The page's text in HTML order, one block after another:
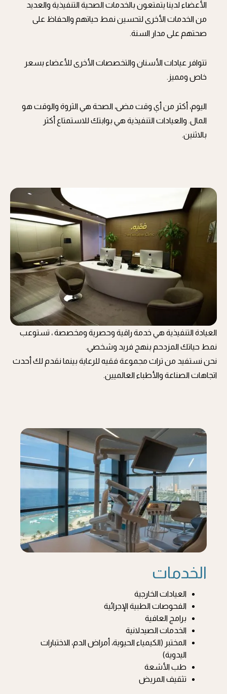
الأعضاء لدينا يتمتعون بالخدمات الصحية التنفيذية والعديد
من الخدمات الأخرى لتحسين نمط حياتهم والحفاظ على
صحتهم على مدار السنة.
تتوافر عيادات الأسنان والتخصصات الأخرى للأعضاء بسعر
خاص ومميز.
اليوم، أكثر من أي وقت مضى، الصحة هي الثروة والوقت هو
المال. والعيادات التنفيذية هي بوابتك للاستمتاع أكثر
بالاثنين.
العيادة التنفيذية هي خدمة راقية وحصرية ومخصصة ، تستوعب
نمط حياتك المزدحم بنهج فريد وشخصي.
نحن نستفيد من تراث مجموعة فقيه للرعاية بينما نقدم لك أحدث
اتجاهات الصناعة والأطباء العالميين.
الخدمات
العيادات الخارجية
الفحوصات الطبية الإجرائية
برامج العافية
الخدمات الصيدلانية
المختبر (الكيمياء الحيوية، أمراض الدم، الاختبارات
اليدوية)
طب الأشعة
تثقيف المريض